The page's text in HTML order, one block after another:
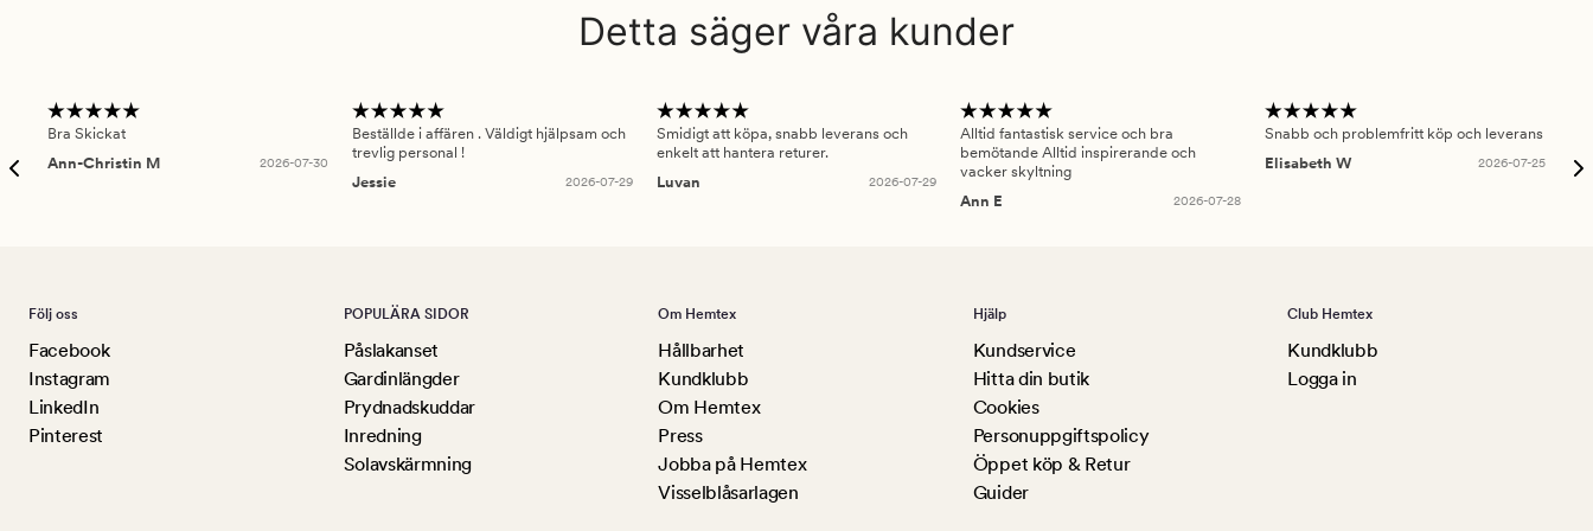
Detta säger våra kunder
Bra Skickat
Ann-Christin M
2026-07-30
Beställde i affären . Väldigt hjälpsam och
trevlig personal !
Jessie
2026-07-29
Smidigt att köpa, snabb leverans och
enkelt att hantera returer.
Luvan
2026-07-29
Alltid fantastisk service och bra
bemötande Alltid inspirerande och
vacker skyltning
Ann E
2026-07-28
Snabb och problemfritt köp och leverans
Elisabeth W
2026-07-25
Följ oss
Facebook
Instagram
LinkedIn
Pinterest
POPULÄRA SIDOR
Påslakanset
Gardinlängder
Prydnadskuddar
Inredning
Solavskärmning
Om Hemtex
Hållbarhet
Kundklubb
Om Hemtex
Press
Jobba på Hemtex
Visselblåsarlagen
Hjälp
Kundservice
Hitta din butik
Cookies
Personuppgiftspolicy
Öppet köp & Retur
Guider
Club Hemtex
Kundklubb
Logga in